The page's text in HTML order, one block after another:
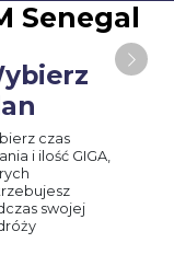
Senegal
czas
i ilość GIGA,
swojej